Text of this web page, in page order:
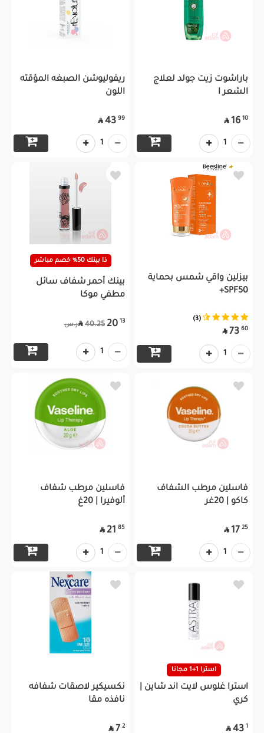
باراشوت زيت جولد لعلاج
الشعر ا
10
16

1
ريفوليوشن الصبغه المؤقته
اللون
99
43

1
بيزلين واقي شمس بحماية
SPF50+
(3)
60
73

1
ذا بينك 50% خصم مباشر
بينك أحمر شفاف سائل
مطفي موكا
13
20
 40.25 ر.س
1
فاسلين مرطب الشفاف
كاكو | 20غر
25
17

1
فاسلين مرطب شفاف
ألوفيرا | 20غ
85
21

1
استرا 1+1 مجانا
استرا غلوس لايت اند شاين |
كري
1
43

نكسيكير لاصقات شفافه
نافذه مقا
2
7
